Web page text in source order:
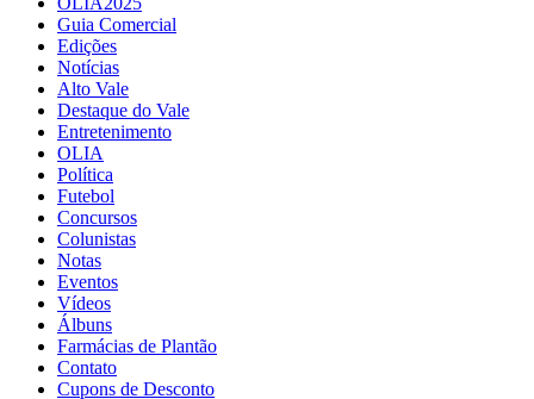
Guia Comercial
Edições
Notícias
Alto Vale
Destaque do Vale
Entretenimento
OLIA
Política
Futebol
Concursos
Colunistas
Notas
Eventos
Vídeos
Álbuns
Farmácias de Plantão
Contato
Cupons de Desconto